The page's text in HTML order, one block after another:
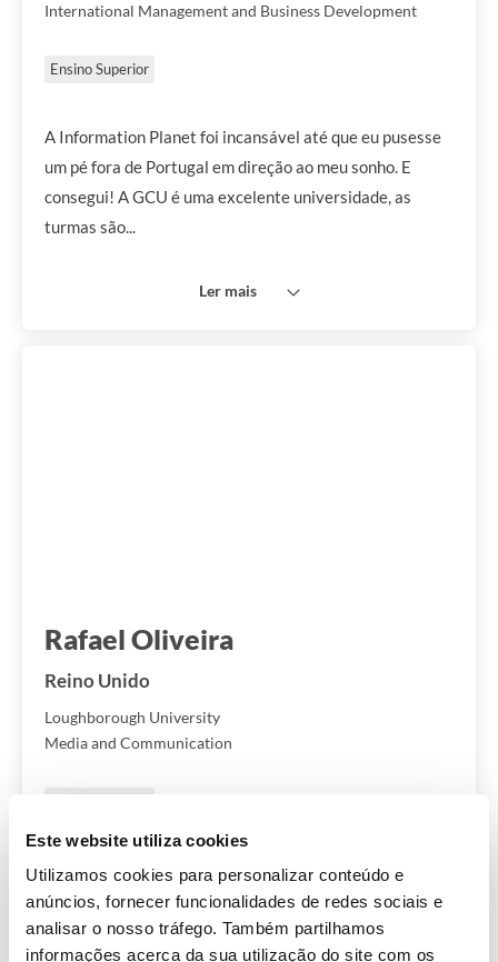
Este website utiliza cookies
Utilizamos cookies para personalizar conteúdo e
anúncios, fornecer funcionalidades de redes sociais e
analisar o nosso tráfego. Também partilhamos
informações acerca da sua utilização do site com os
International Management and Business Development
Ensino Superior
A Information Planet foi incansável até que eu pusesse
um pé fora de Portugal em direção ao meu sonho. E
consegui! A GCU é uma excelente universidade, as
turmas são...
Ler mais
Rafael Oliveira
Reino Unido
Loughborough University
Media and Communication
Estou a adorar verdadeiramente o curso. É exatamente
aquilo que estava à espera. Estou a viver um verdadeiro
sonho! Tenho um part-time que me dá o patamar de